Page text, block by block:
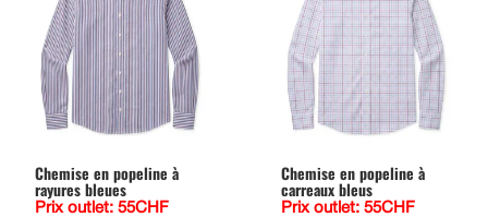
Chemise en popeline à
rayures bleues
Prix outlet: 55CHF
Chemise en popeline à
carreaux bleus
Prix outlet: 55CHF